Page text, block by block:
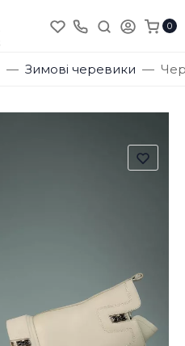
0
Зимові черевики